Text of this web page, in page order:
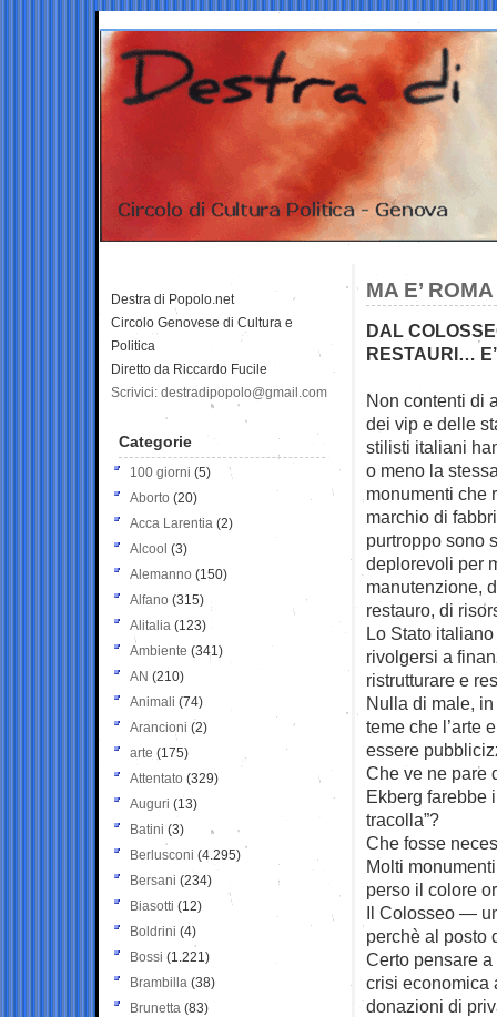
MA E’
DAL
RESTAURI…
Non contenti di
dei vip e delle
stilisti italiani
o meno la
monumenti che
marchio di
purtroppo sono
deplorevoli per
manutenzione,
restauro, di
Lo Stato
rivolgersi a
ristrutturare e
Nulla di male,
teme che l’arte
essere
Che ve ne pare
Ekberg farebbe
tracolla”?
Che fosse
Molti
perso il colore
Il Colosseo —
perchè al posto
Certo pensare
crisi economica
donazioni di
Destra di Popolo.net
Circolo Genovese di Cultura e
Politica
Diretto da Riccardo Fucile
Scrivici: destradipopolo@gmail.com
Categorie
100 giorni (5)
Aborto (20)
Acca Larentia (2)
Alcool (3)
Alemanno (150)
Alfano (315)
Alitalia (123)
Ambiente (341)
AN (210)
Animali (74)
Arancioni (2)
arte (175)
Attentato (329)
Auguri (13)
Batini (3)
Berlusconi (4.295)
Bersani (234)
Biasotti (12)
Boldrini (4)
Bossi (1.221)
Brambilla (38)
Brunetta (83)